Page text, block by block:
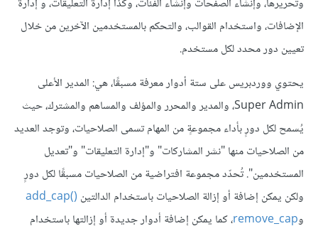
وتحريرها، وإنشاء الصفحات وإنشاء الفئات، وكذا إدارة التعليقات، و إدارة
الإضافات، واستخدام القوالب، والتحكم بالمستخدمين الآخرين من خلال
تعيين دور محدد لكل مستخدم.
يحتوي ووردبريس على ستة أدوار معرفة مسبقًا، هي: المدير الأعلى
Super Admin، والمدير والمحرر والمؤلف والمساهم والمشترك، حيث
يُسمح لكل دورٍ بأداء مجموعةٍ من المهام تسمى الصلاحيات، وتوجد العديد
من الصلاحيات منها "نشر المشاركات" و"إدارة التعليقات" و"تعديل
المستخدمين". تُحدّد مجموعة افتراضية من الصلاحيات مسبقًا لكل دورٍ
ولكن يمكن إضافة أو إزالة الصلاحيات باستخدام الدالتين add_cap()
وremove_cap، كما يمكن إضافة أدوار جديدة أو إزالتها باستخدام